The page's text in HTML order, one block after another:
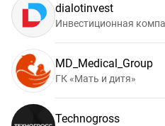
dialotinvest
Инвестиционная
MD_Medical_Group
ГК «Мать и дитя»
Technogross